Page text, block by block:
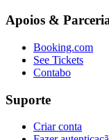
Apoios &
Booking.com
See Tickets
Contabo
Suporte
Criar conta